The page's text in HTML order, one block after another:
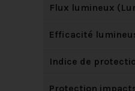
Flux lumineux
Efficacité
Indice de
Protection